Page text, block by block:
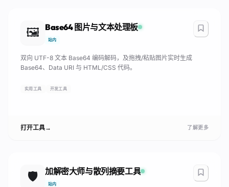
🖼️ Base64 图片与文本处理板
站内
双向 UTF-8 文本 Base64 编码解码，及拖拽/粘贴图片实时生成
Base64、Data URI 与 HTML/CSS 代码。
实用工具 开发工具
打开工具→ 了解更多
🛡️ 加解密大师与散列摘要工具
站内